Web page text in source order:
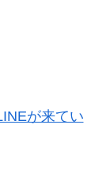
が来てい